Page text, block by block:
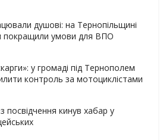
душові: на Тернопільщині
покращили умови для ВПО
у громаді під Тернополем
контроль за мотоциклістами
посвідчення кинув хабар у